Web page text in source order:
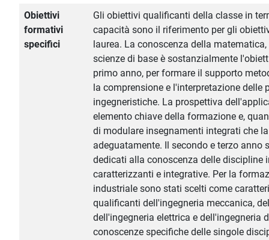
Obiettivi
formativi
specifici
Gli obiettivi qualificanti della classe in
capacità sono il riferimento per gli
laurea. La conoscenza della
scienze di base è sostanzialmente
primo anno, per formare il supporto
la comprensione e l'interpretazione delle
ingegneristiche. La prospettiva
elemento chiave della formazione e,
di modulare insegnamenti integrati che
adeguatamente. Il secondo e terzo anno
dedicati alla conoscenza delle discipline
caratterizzanti e integrative. Per la
industriale sono stati scelti come
qualificanti dell'ingegneria meccanica,
dell'ingegneria elettrica e dell'ingegneria
conoscenze specifiche delle singole